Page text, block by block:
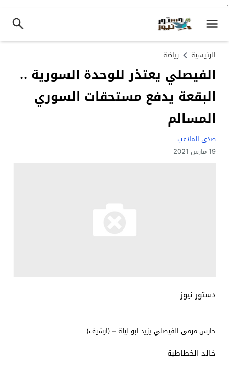
.
الرئيسية رياضة
الفيصلي يعتذر للوحدة السورية ..
البقعة يدفع مستحقات السوري
المسالم
صدى الملاعب
19 مارس 2021
دستور نيوز
حارس مرمى الفيصلي يزيد ابو ليلة – (ارشيف)
خالد الخطاطبة